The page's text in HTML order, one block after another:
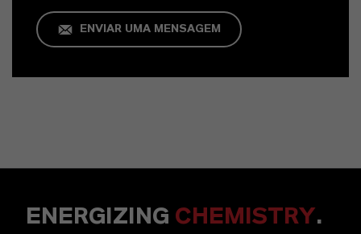
ENVIAR UMA MENSAGEM
ENERGIZING CHEMISTRY.